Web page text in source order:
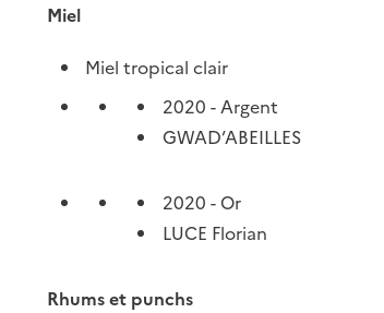
Miel
Miel tropical clair
2020 - Argent
GWAD’ABEILLES
2020 - Or
LUCE Florian
Rhums et punchs